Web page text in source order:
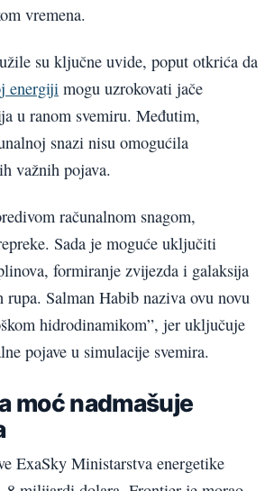
vremena.
su ključne uvide, poput otkrića da
energiji mogu uzrokovati jače
u ranom svemiru. Međutim,
snazi nisu omogućila
važnih pojava.
računalnom snagom,
Sada je moguće uključiti
formiranje zvijezda i galaksija
rupa. Salman Habib naziva ovu novu
hidrodinamikom”, jer uključuje
pojave u simulacije svemira.
moć nadmašuje
ExaSky Ministarstva energetike